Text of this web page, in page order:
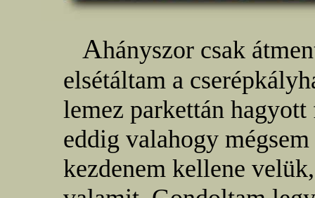
Ahányszor csak
elsétáltam a
lemez parkettán
eddig valahogy
kezdenem kellene